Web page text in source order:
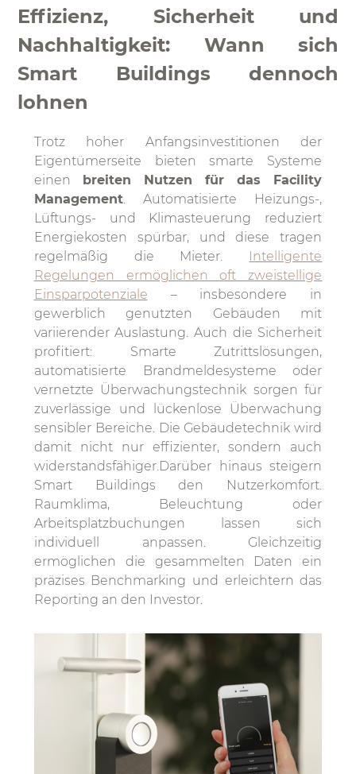
Effizienz, Sicherheit und
Nachhaltigkeit: Wann sich
Smart Buildings dennoch
lohnen
Trotz hoher Anfangsinvestitionen der
Eigentümerseite bieten smarte Systeme
einen breiten Nutzen für das Facility
Management. Automatisierte Heizungs-,
Lüftungs- und Klimasteuerung reduziert
Energiekosten spürbar, und diese tragen
regelmäßig die Mieter. Intelligente
Regelungen ermöglichen oft zweistellige
Einsparpotenziale – insbesondere in
gewerblich genutzten Gebäuden mit
variierender Auslastung. Auch die Sicherheit
profitiert: Smarte Zutrittslösungen,
automatisierte Brandmeldesysteme oder
vernetzte Überwachungstechnik sorgen für
zuverlässige und lückenlose Überwachung
sensibler Bereiche. Die Gebäudetechnik wird
damit nicht nur effizienter, sondern auch
widerstandsfähiger.Darüber hinaus steigern
Smart Buildings den Nutzerkomfort.
Raumklima, Beleuchtung oder
Arbeitsplatzbuchungen lassen sich
individuell anpassen. Gleichzeitig
ermöglichen die gesammelten Daten ein
präzises Benchmarking und erleichtern das
Reporting an den Investor.